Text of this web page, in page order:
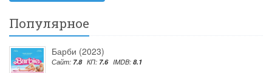
Популярное
Барби (2023)
Сайт: 7.8 КП: 7.6 IMDB: 8.1